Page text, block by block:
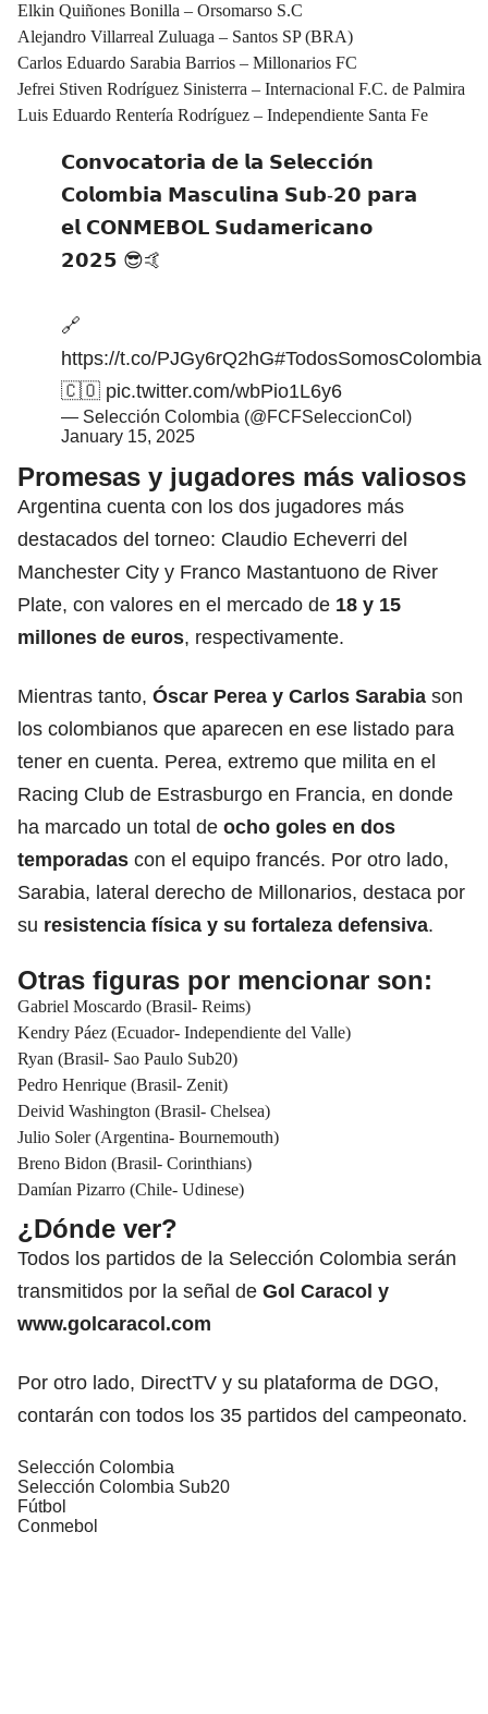
Elkin Quiñones Bonilla – Orsomarso S.C
Alejandro Villarreal Zuluaga – Santos SP (BRA)
Carlos Eduardo Sarabia Barrios – Millonarios FC
Jefrei Stiven Rodríguez Sinisterra – Internacional F.C. de Palmira
Luis Eduardo Rentería Rodríguez – Independiente Santa Fe
𝗖𝗼𝗻𝘃𝗼𝗰𝗮𝘁𝗼𝗿𝗶𝗮 𝗱𝗲 𝗹𝗮 𝗦𝗲𝗹𝗲𝗰𝗰𝗶𝗼́𝗻
𝗖𝗼𝗹𝗼𝗺𝗯𝗶𝗮 𝗠𝗮𝘀𝗰𝘂𝗹𝗶𝗻𝗮 𝗦𝘂𝗯-𝟮𝟬 𝗽𝗮𝗿𝗮
𝗲𝗹 𝗖𝗢𝗡𝗠𝗘𝗕𝗢𝗟 𝗦𝘂𝗱𝗮𝗺𝗲𝗿𝗶𝗰𝗮𝗻𝗼
𝟮𝟬𝟮𝟱 😎🤙
🔗
https://t.co/PJGy6rQ2hG#TodosSomosColombia
🇨🇴 pic.twitter.com/wbPio1L6y6
— Selección Colombia (@FCFSeleccionCol)
January 15, 2025
Promesas y jugadores más valiosos
Argentina cuenta con los dos jugadores más
destacados del torneo: Claudio Echeverri del
Manchester City y Franco Mastantuono de River
Plate, con valores en el mercado de 18 y 15
millones de euros, respectivamente.
Mientras tanto, Óscar Perea y Carlos Sarabia son
los colombianos que aparecen en ese listado para
tener en cuenta. Perea, extremo que milita en el
Racing Club de Estrasburgo en Francia, en donde
ha marcado un total de ocho goles en dos
temporadas con el equipo francés. Por otro lado,
Sarabia, lateral derecho de Millonarios, destaca por
su resistencia física y su fortaleza defensiva.
Otras figuras por mencionar son:
Gabriel Moscardo (Brasil- Reims)
Kendry Páez (Ecuador- Independiente del Valle)
Ryan (Brasil- Sao Paulo Sub20)
Pedro Henrique (Brasil- Zenit)
Deivid Washington (Brasil- Chelsea)
Julio Soler (Argentina- Bournemouth)
Breno Bidon (Brasil- Corinthians)
Damían Pizarro (Chile- Udinese)
¿Dónde ver?
Todos los partidos de la Selección Colombia serán
transmitidos por la señal de Gol Caracol y
www.golcaracol.com
Por otro lado, DirectTV y su plataforma de DGO,
contarán con todos los 35 partidos del campeonato.
Selección Colombia
Selección Colombia Sub20
Fútbol
Conmebol